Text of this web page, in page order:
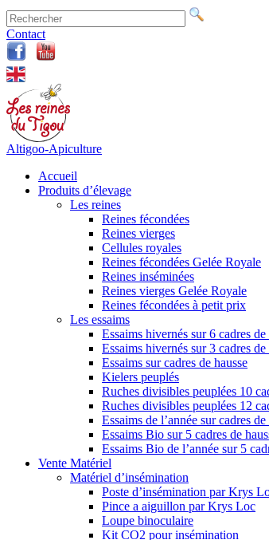
Contact
Altigoo-Apiculture
Accueil
Produits d’élevage
Les reines
Reines fécondées
Reines vierges
Cellules royales
Reines fécondées Gelée Royale
Reines inséminées
Reines vierges Gelée Royale
Reines fécondées à petit prix
Les essaims
Essaims hivernés sur 6 cadres de
Essaims hivernés sur 3 cadres de
Essaims sur cadres de hausse
Kielers peuplés
Ruches divisibles peuplées 10
Ruches divisibles peuplées 12
Essaims de l’année sur cadres de
Essaims Bio sur 5 cadres de
Essaims Bio de l’année sur 5
Vente Matériel
Matériel d’insémination
Poste d’insémination par Krys
Pince a aiguillon par Krys Loc
Loupe binoculaire
Kit CO2 pour insémination